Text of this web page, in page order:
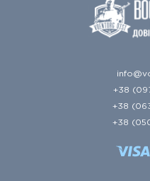
+38
+38
+38